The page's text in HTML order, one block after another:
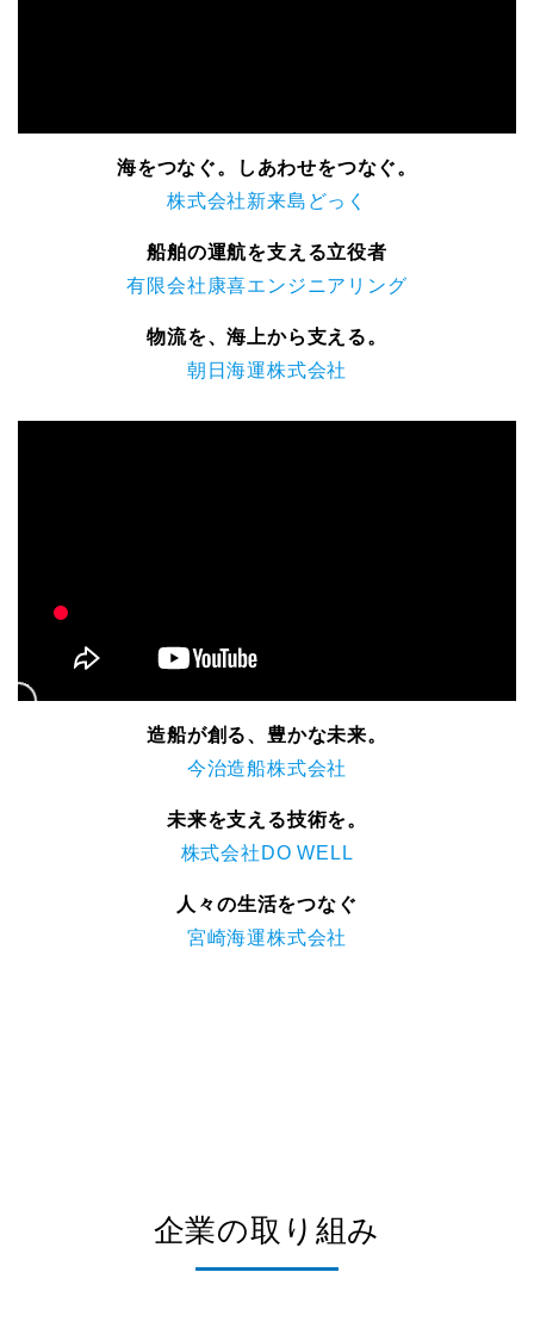
海をつなぐ。しあわせをつなぐ。
株式会社新来島どっく
船舶の運航を支える立役者
有限会社康喜エンジニアリング
物流を、海上から支える。
朝日海運株式会社
造船が創る、豊かな未来。
今治造船株式会社
未来を支える技術を。
株式会社DO WELL
人々の生活をつなぐ
宮崎海運株式会社
企業の取り組み